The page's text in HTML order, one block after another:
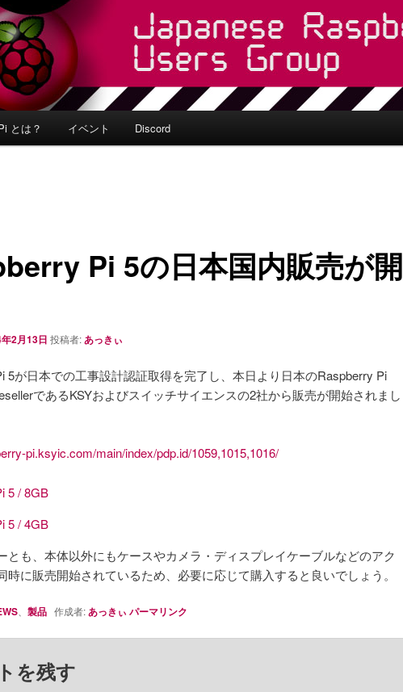
とは？ イベント Discord
Pi 5の日本国内販売が開
2月13日 投稿者: あっきぃ
5が日本での工事設計認証取得を完了し、本日より日本のRaspberry Pi
であるKSYおよびスイッチサイエンスの2社から販売が開始されまし
pi.ksyic.com/main/index/pdp.id/1059,1015,1016/
5 / 8GB
5 / 4GB
とも、本体以外にもケースやカメラ・ディスプレイケーブルなどのアク
時に販売開始されているため、必要に応じて購入すると良いでしょう。
、 製品作成者:あっきぃ パーマリンク
を残す